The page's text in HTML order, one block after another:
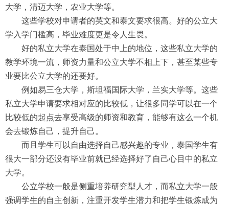
大学，清迈大学，农业大学等。
这些学校对申请者的英文和泰文要求很高。好的公立大
学入学门槛高，毕业难度更是令人生畏。
好的私立大学在泰国处于中上的地位，这些私立大学的
教学环境一流，师资力量和公立大学不相上下，甚至某些专
业要比公立大学的还要好。
例如易三仓大学，斯坦福国际大学，兰实大学等。这些
私立大学申请要求相对应的比较低，让很多同学可以在一个
比较低的起点去享受高级的师资和教育，能够有这么一个机
会去锻炼自己，提升自己。
而且学生可以自由选择自己感兴趣的专业，泰国学生有
很大一部分还没有毕业前就已经选择好了自己心目中的私立
大学。
公立学校一般是侧重培养研究型人才，而私立大学一般
强调学生的自主创新，注重开发学生潜力和把学生锻炼成为